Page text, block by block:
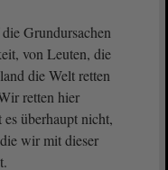
Grundursachen
von Leuten, die
die Welt retten
retten hier
überhaupt nicht,
wir mit dieser